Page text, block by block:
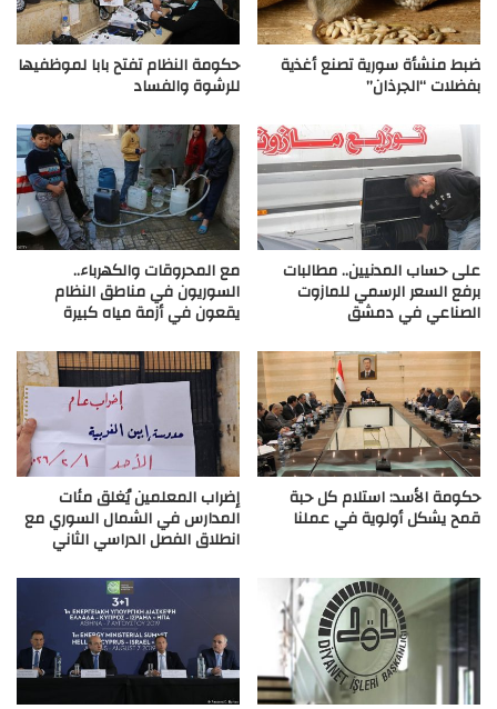
ضبط منشأة سورية تصنع أغذية
بفضلات “الجرذان”
حكومة النظام تفتح بابا لموظفيها
للرشوة والفساد
على حساب المدنيين.. مطالبات
برفع السعر الرسمي للمازوت
الصناعي في دمشق
مع المحروقات والكهرباء..
السوريون في مناطق النظام
يقعون في أزمة مياه كبيرة
حكومة الأسد: استلام كل حبة
قمح يشكل أولوية في عملنا
إضراب المعلمين يُغلق مئات
المدارس في الشمال السوري مع
انطلاق الفصل الدراسي الثاني